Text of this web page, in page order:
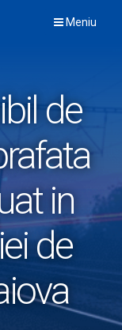
Meniu
de
in
de